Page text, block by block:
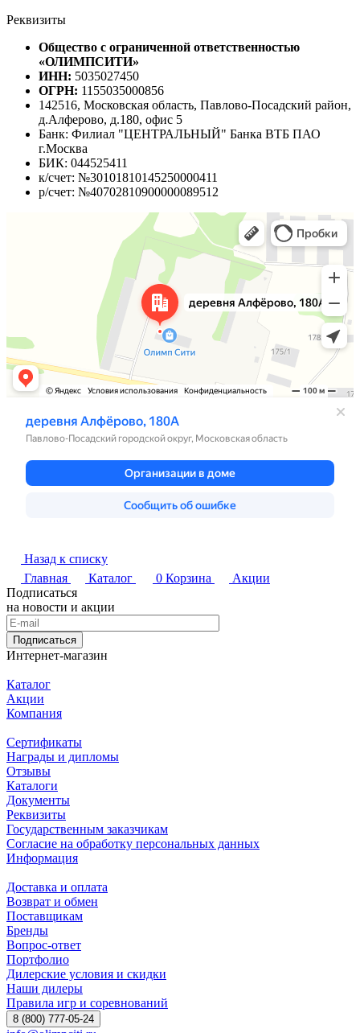
Реквизиты
Общество с ограниченной ответственностью
«ОЛИМПСИТИ»
ИНН: 5035027450
ОГРН: 1155035000856
142516, Московская область, Павлово-Посадский район,
д.Алферово, д.180, офис 5
Банк: Филиал "ЦЕНТРАЛЬНЫЙ" Банка ВТБ ПАО
г.Москва
БИК: 044525411
к/счет: №30101810145250000411
р/счет: №40702810900000089512
Назад к списку
Главная
Каталог 0 Корзина
Акции
Подписаться
на новости и акции
Подписаться
Интернет-магазин
Каталог
Акции
Компания
Сертификаты
Награды и дипломы
Отзывы
Каталоги
Документы
Реквизиты
Государственным заказчикам
Согласие на обработку персональных данных
Информация
Доставка и оплата
Возврат и обмен
Поставщикам
Бренды
Вопрос-ответ
Портфолио
Дилерские условия и скидки
Наши дилеры
Правила игр и соревнований
8 (800) 777-05-24